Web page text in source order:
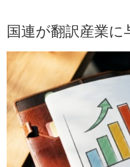
国連が翻訳産業に